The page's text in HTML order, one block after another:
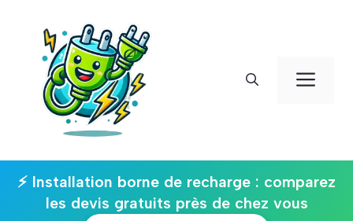
contenu
⚡ Installation borne de recharge : comparez
les devis gratuits près de chez vous